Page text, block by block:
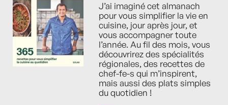
J’ai imaginé cet almanach
pour vous simplifier la vie en
cuisine, jour après jour, et
vous accompagner toute
l’année. Au fil des mois, vous
découvrirez des spécialités
régionales, des recettes de
chef-fe-s qui m’inspirent,
mais aussi des plats simples
du quotidien !